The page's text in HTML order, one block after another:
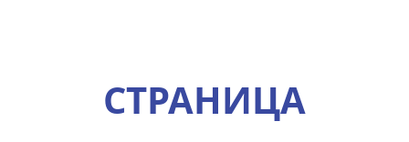
СТРАНИЦА